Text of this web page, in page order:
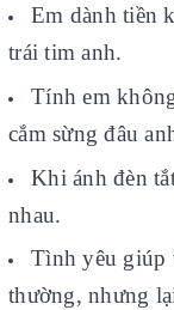
Em dành tiền
trái tim anh.
Tính em
cắm sừng đâu
Khi ánh đèn
nhau.
Tình yêu giúp
thường, nhưng